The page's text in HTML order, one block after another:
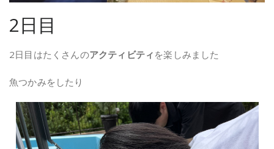
2日目
2日目はたくさんのアクティビティ を楽しみました
魚つかみをしたり